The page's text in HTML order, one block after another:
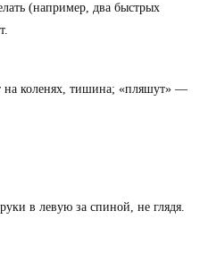
(например, два быстрых
коленях, тишина; «пляшут» —
в левую за спиной, не глядя.